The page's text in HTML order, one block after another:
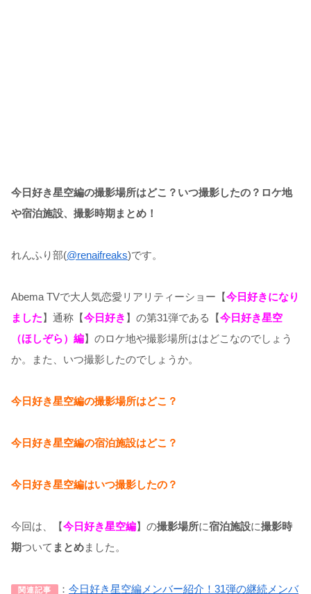
今日好き星空編の撮影場所はどこ？いつ撮影したの？ロケ地
や宿泊施設、撮影時期まとめ！
れんふり部(@renaifreaks)です。
Abema TVで大人気恋愛リアリティーショー【今日好きになり
ました】通称【今日好き 】の第31弾である【今日好き星空
（ほしぞら）編】のロケ地や撮影場所ははどこなのでしょう
か。また、いつ撮影したのでしょうか。
今日好き星空編の撮影場所はどこ？
今日好き星空編の宿泊施設はどこ？
今日好き星空編はいつ撮影したの？
今回は、【今日好き星空編】の撮影場所に宿泊施設に撮影時
期ついて まとめました。
関連記事 ： 今日好き星空編メンバー紹介！31弾の継続メンバ